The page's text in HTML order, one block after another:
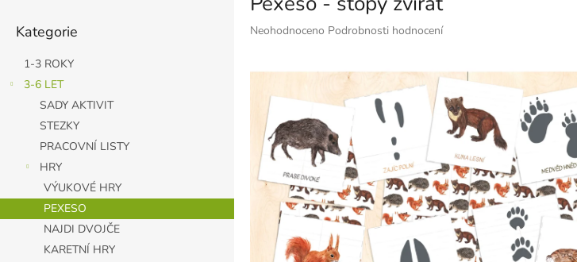
e
l
kategorie
Kategorie
1-3 ROKY
3-6 LET
SADY AKTIVIT
STEZKY
PRACOVNÍ LISTY
HRY
VÝUKOVÉ HRY
PEXESO
NAJDI DVOJČE
KARETNÍ HRY
Průměrné
je
hvězdiček.
Neohodnoceno Podrobnosti hodnocení